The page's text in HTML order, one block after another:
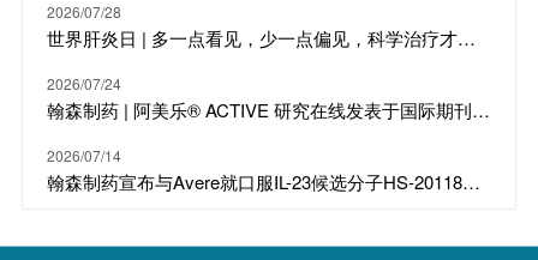
2026/07/28
世界肝炎日 | 多一点看见，少一点偏见，科学治疗才是打败乙肝的最强答案
2026/07/24
翰森制药 | 阿美乐® ACTIVE 研究在线发表于国际期刊 JTO
2026/07/14
翰森制药宣布与Avere就口服IL-23候选分子HS-20118达成许可合作及战略投资